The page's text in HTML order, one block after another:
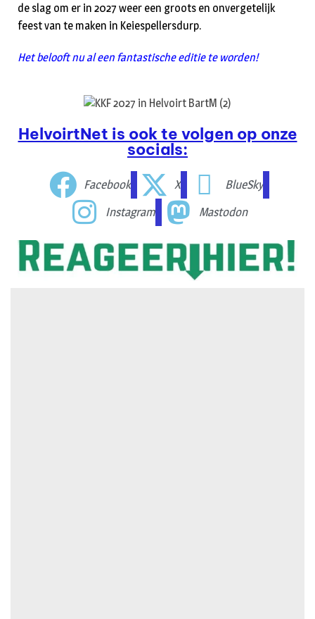
de slag om er in 2027 weer een groots en onvergetelijk
feest van te maken in Keiespellersdurp.
Het belooft nu al een fantastische editie te worden!
HelvoirtNet is ook te volgen op onze
socials:
Facebook X
BlueSky
Instagram
Mastodon